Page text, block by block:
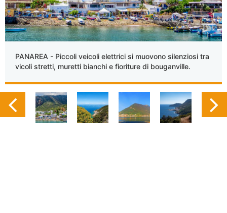
PANAREA - Piccoli veicoli elettrici si muovono silenziosi tra
vicoli stretti, muretti bianchi e fioriture di bouganville.